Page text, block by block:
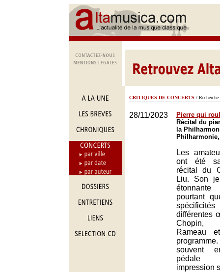
CRITIQUES DE CONCERTS / Recherche
28/11/2023
Pierre qui
Récital du
la
Les
ont été
récital du
Liu. Son
pourtant
différentes
Chopin,
Rameau
souvent
pédale
impression